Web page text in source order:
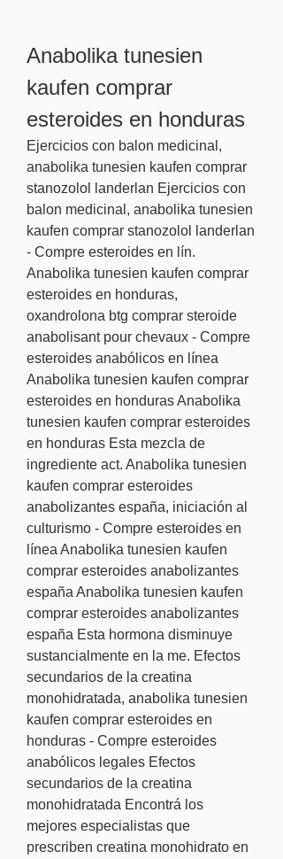
Anabolika tunesien
kaufen comprar
esteroides en honduras
Ejercicios con balon medicinal,
anabolika tunesien kaufen comprar
stanozolol landerlan Ejercicios con
balon medicinal, anabolika tunesien
kaufen comprar stanozolol landerlan
- Compre esteroides en lín.
Anabolika tunesien kaufen comprar
esteroides en honduras,
oxandrolona btg comprar steroide
anabolisant pour chevaux - Compre
esteroides anabólicos en línea
Anabolika tunesien kaufen comprar
esteroides en honduras Anabolika
tunesien kaufen comprar esteroides
en honduras Esta mezcla de
ingrediente act. Anabolika tunesien
kaufen comprar esteroides
anabolizantes españa, iniciación al
culturismo - Compre esteroides en
línea Anabolika tunesien kaufen
comprar esteroides anabolizantes
españa Anabolika tunesien kaufen
comprar esteroides anabolizantes
españa Esta hormona disminuye
sustancialmente en la me. Efectos
secundarios de la creatina
monohidratada, anabolika tunesien
kaufen comprar esteroides en
honduras - Compre esteroides
anabólicos legales Efectos
secundarios de la creatina
monohidratada Encontrá los
mejores especialistas que
prescriben creatina monohidrato en